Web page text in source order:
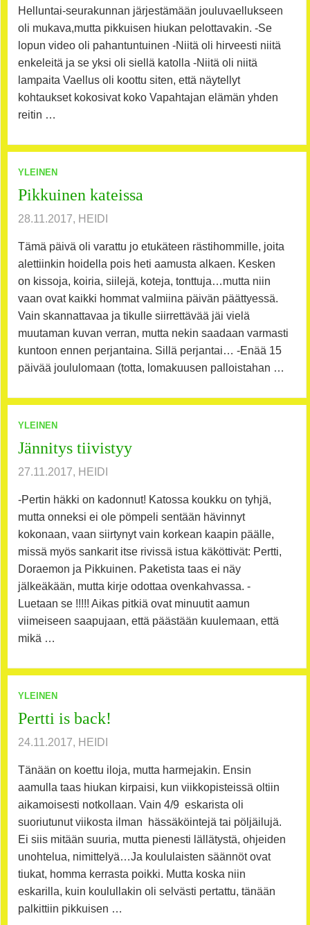
Helluntai-seurakunnan järjestämään jouluvaellukseen
oli mukava,mutta pikkuisen hiukan pelottavakin. -Se
lopun video oli pahantuntuinen -Niitä oli hirveesti niitä
enkeleitä ja se yksi oli siellä katolla -Niitä oli niitä
lampaita Vaellus oli koottu siten, että näytellyt
kohtaukset kokosivat koko Vapahtajan elämän yhden
reitin …
YLEINEN
Pikkuinen kateissa
28.11.2017, HEIDI
Tämä päivä oli varattu jo etukäteen rästihommille, joita
alettiinkin hoidella pois heti aamusta alkaen. Kesken
on kissoja, koiria, siilejä, koteja, tonttuja…mutta niin
vaan ovat kaikki hommat valmiina päivän päättyessä.
Vain skannattavaa ja tikulle siirrettävää jäi vielä
muutaman kuvan verran, mutta nekin saadaan varmasti
kuntoon ennen perjantaina. Sillä perjantai… -Enää 15
päivää joululomaan (totta, lomakuusen palloistahan …
YLEINEN
Jännitys tiivistyy
27.11.2017, HEIDI
-Pertin häkki on kadonnut! Katossa koukku on tyhjä,
mutta onneksi ei ole pömpeli sentään hävinnyt
kokonaan, vaan siirtynyt vain korkean kaapin päälle,
missä myös sankarit itse rivissä istua käköttivät: Pertti,
Doraemon ja Pikkuinen. Paketista taas ei näy
jälkeäkään, mutta kirje odottaa ovenkahvassa. -
Luetaan se !!!!! Aikas pitkiä ovat minuutit aamun
viimeiseen saapujaan, että päästään kuulemaan, että
mikä …
YLEINEN
Pertti is back!
24.11.2017, HEIDI
Tänään on koettu iloja, mutta harmejakin. Ensin
aamulla taas hiukan kirpaisi, kun viikkopisteissä oltiin
aikamoisesti notkollaan. Vain 4/9 eskarista oli
suoriutunut viikosta ilman hässäköintejä tai pöljäilujä.
Ei siis mitään suuria, mutta pienesti lällätystä, ohjeiden
unohtelua, nimittelyä…Ja koululaisten säännöt ovat
tiukat, homma kerrasta poikki. Mutta koska niin
eskarilla, kuin koulullakin oli selvästi pertattu, tänään
palkittiin pikkuisen …